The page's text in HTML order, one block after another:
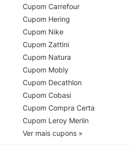
Cupom Carrefour
Cupom Hering
Cupom Nike
Cupom Zattini
Cupom Natura
Cupom Mobly
Cupom Decathlon
Cupom Cobasi
Cupom Compra Certa
Cupom Leroy Merlin
Ver mais cupons »